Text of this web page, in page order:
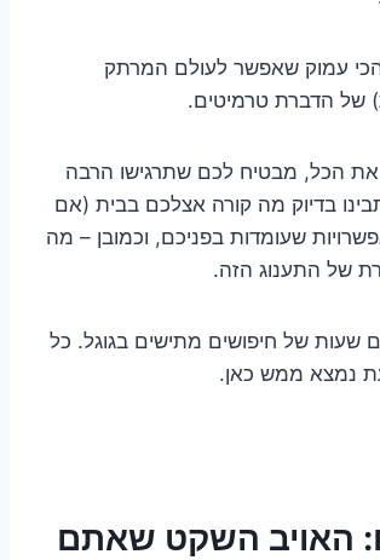
הכי עמוק שאפשר לעולם המרתק
של הדברת טרמיטים.
הכל, מבטיח לכם שתרגישו הרבה
בדיוק מה קורה אצלכם בבית (אם
שעומדות בפניכם, וכמובן – מה
של התענוג הזה.
שעות של חיפושים מתישים בגוגל. כל
נמצא ממש כאן.
האויב השקט שאתם